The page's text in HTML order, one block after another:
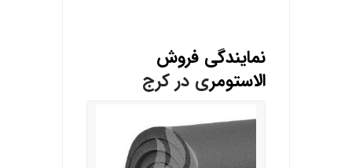
نمایندگی فروش
الاستومری در کرج